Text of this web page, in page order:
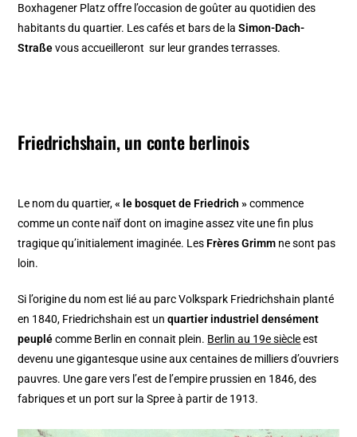
Boxhagener Platz offre l’occasion de goûter au quotidien des
habitants du quartier. Les cafés et bars de laSimon-Dach-
Straßevous accueilleront sur leur grandes terrasses.
Friedrichshain, un conte berlinois
Le nom du quartier,« le bosquet de Friedrich »commence
comme un conte naïf dont on imagine assez vite une fin plus
tragique qu’initialement imaginée. Les Frères Grimm ne sont pas
loin.
Si l’origine du nom est lié au parc Volkspark Friedrichshain planté
en 1840, Friedrichshain est unquartier industriel densément
peuplécomme Berlin en connait plein. Berlin au 19e siècleest
devenu une gigantesque usine aux centaines de milliers d’ouvriers
pauvres. Une gare vers l’est de l’empire prussien en 1846, des
fabriques et un port sur la Spree à partir de 1913.